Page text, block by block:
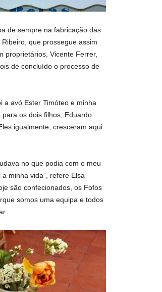
de sempre na fabricação das
que prossegue assim
proprietários, Vicente Ferrer,
de concluído o processo de
a avó Ester Timóteo e minha
os dois filhos, Eduardo
igualmente, cresceram aqui
no que podia com o meu
minha vida”, refere Elsa
são confecionados, os Fofos
somos uma equipa e todos